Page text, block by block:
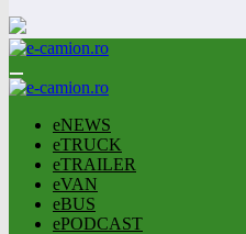
eNEWS
eTRUCK
eTRAILER
eVAN
eBUS
ePODCAST